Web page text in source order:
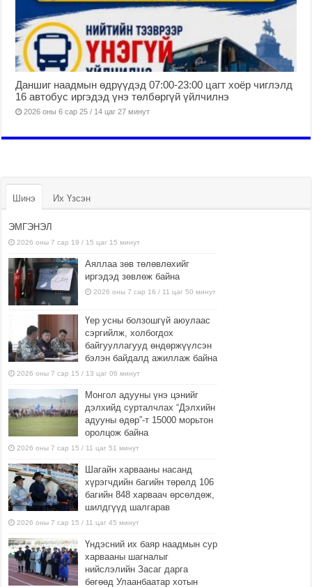
Даншиг наадмын өдрүүдэд 07:00-23:00 цагт хоёр чиглэлд
16 автобус иргэдэд үнэ төлбөргүй үйлчилнэ
2026 оны 6 сар 25 / 14 цаг 27 минут
Шинэ Их Үзсэн
ЭМГЭНЭЛ
2026 оны 7 сар 19 / 15 цаг 15 минут
Аяллаа зөв төлөвлөхийг
иргэдэд зөвлөж байна
2026 оны 7 сар 16 / 11 цаг 50 минут
Үер усны болзошгүй аюулаас
сэргийлж, холбогдох
байгууллагууд өндөржүүлсэн
бэлэн байдалд ажиллаж байна
2026 оны 7 сар 15 / 13 цаг 06 минут
Монгол адууны үнэ цэнийг
дэлхийд сурталчлах “Дэлхийн
адууны өдөр”-т 15000 морьтон
оролцож байна
2026 оны 7 сар 15 / 11 цаг 51 минут
Шагайн харвааны насанд
хүрэгчдийн багийн төрөлд 106
багийн 848 харваач өрсөлдөж,
шилдгүүд шалгарав
2026 оны 7 сар 15 / 11 цаг 45 минут
Үндэсний их баяр наадмын сур
харвааны шагналыг
нийслэлийн Засаг дарга
бөгөөд Улаанбаатар хотын